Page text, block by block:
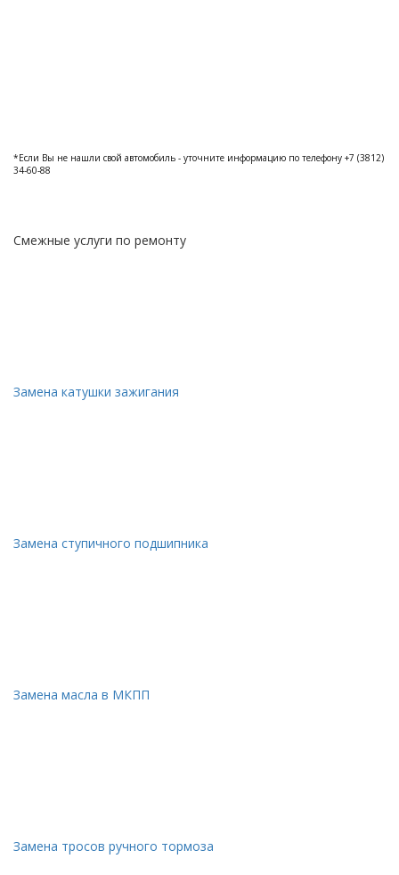
*Если Вы не нашли свой автомобиль - уточните информацию по телефону +7 (3812)
34-60-88
Смежные услуги по ремонту
Замена катушки зажигания
Замена ступичного подшипника
Замена масла в МКПП
Замена тросов ручного тормоза